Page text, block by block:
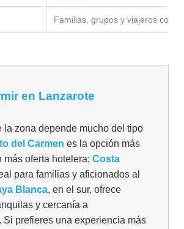
Familias, grupos y viajeros con
en Lanzarote
la zona depende mucho del tipo
del Carmen es la opción más
más oferta hotelera; Costa
para familias y aficionados al
Blanca, en el sur, ofrece
y cercanía a
Si prefieres una experiencia más